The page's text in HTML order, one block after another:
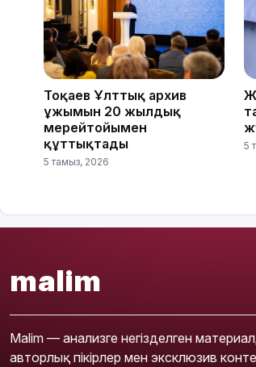
Тоқаев Ұлттық архив
ұжымын 20 жылдық
мерейтойымен
құттықтады
5 тамыз, 2026
5
malim
Malim — анализге негізделген
авторлық пікірлер мен эксклюзив